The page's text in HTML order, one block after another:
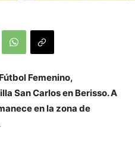
Femenino,
San Carlos en Berisso. A
en la zona de